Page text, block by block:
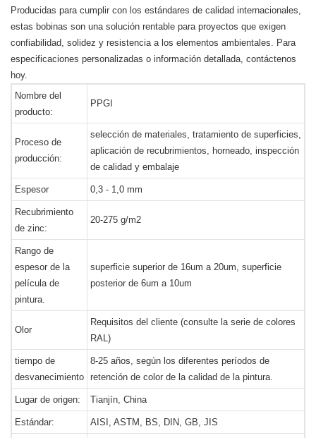
Producidas para cumplir con los estándares de calidad internacionales,
estas bobinas son una solución rentable para proyectos que exigen
confiabilidad, solidez y resistencia a los elementos ambientales. Para
especificaciones personalizadas o información detallada, contáctenos
hoy.
Nombre del
producto:
PPGI
Proceso de
producción:
selección de materiales, tratamiento de superficies,
aplicación de recubrimientos, horneado, inspección
de calidad y embalaje
Espesor 0,3 - 1,0 mm
Recubrimiento
de zinc:
20-275 g/m2
Rango de
espesor de la
película de
pintura.
superficie superior de 16um a 20um, superficie
posterior de 6um a 10um
Olor
Requisitos del cliente (consulte la serie de colores
RAL)
tiempo de
desvanecimiento
8-25 años, según los diferentes períodos de
retención de color de la calidad de la pintura.
Lugar de origen: Tianjín, China
Estándar: AISI, ASTM, BS, DIN, GB, JIS